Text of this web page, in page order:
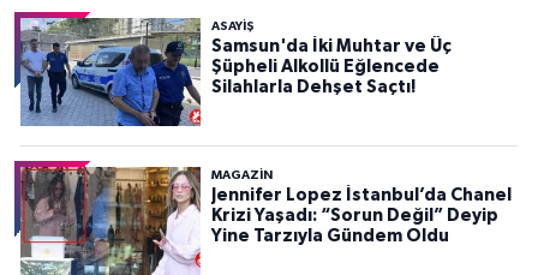
ASAYIŞ
Samsun'da İki Muhtar ve Üç
Şüpheli Alkollü Eğlencede
Silahlarla Dehşet Saçtı!
MAGAZİN
Jennifer Lopez İstanbul’da Chanel
Krizi Yaşadı: “Sorun Değil” Deyip
Yine Tarzıyla Gündem Oldu